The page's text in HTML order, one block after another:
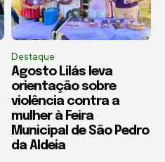
Destaque
Agosto Lilás leva
orientação sobre
violência contra a
mulher à Feira
Municipal de São Pedro
da Aldeia